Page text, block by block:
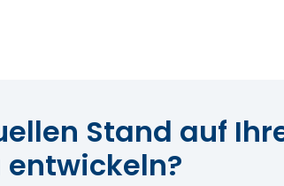
Stand auf